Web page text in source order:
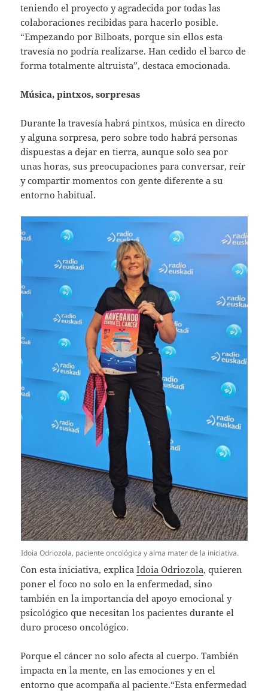
teniendo el proyecto y agradecida por todas las
colaboraciones recibidas para hacerlo posible.
“Empezando por Bilboats, porque sin ellos esta
travesía no podría realizarse. Han cedido el barco de
forma totalmente altruista”, destaca emocionada.
Música, pintxos, sorpresas
Durante la travesía habrá pintxos, música en directo
y alguna sorpresa, pero sobre todo habrá personas
dispuestas a dejar en tierra, aunque solo sea por
unas horas, sus preocupaciones para conversar, reír
y compartir momentos con gente diferente a su
entorno habitual.
Idoia Odriozola, paciente oncológica y alma mater de la iniciativa.
Con esta iniciativa, explicaIdoia Odriozola, quieren
poner el foco no solo en la enfermedad, sino
también en la importancia del apoyo emocional y
psicológico que necesitan los pacientes durante el
duro proceso oncológico.
Porque el cáncer no solo afecta al cuerpo. También
impacta en la mente, en las emociones y en el
entorno que acompaña al paciente.“Esta enfermedad